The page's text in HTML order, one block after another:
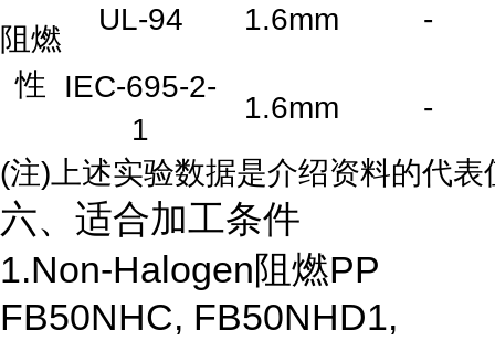
阻燃
性
UL-94 1.6mm
-
IEC-695-2-
1
1.6mm
-
(注)上述实验数据是介绍资料的代
六、适合加工条件
1.Non-Halogen阻燃PP
FB50NHC, FB50NHD1,